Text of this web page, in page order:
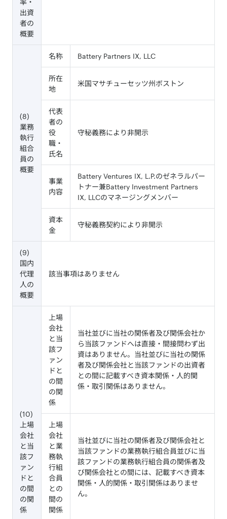
率・
出資
者の
概要
(8)
業務
執行
組合
員の
概要
名称 Battery Partners IX, LLC
所在
地
米国マサチューセッツ州ボストン
代表
者の
役
職・
氏名
守秘義務により非開示
事業
内容
Battery Ventures IX, L.P.のゼネラルパー
トナー兼Battery Investment Partners
IX, LLCのマネージングメンバー
資本
金
守秘義務契約により非開示
(9)
国内
代理
人の
概要
該当事項はありません
(10)
上場
会社
と当
該フ
ァン
ドと
の間
の関
係
上場
会社
と当
該フ
ァン
ドと
の間
の関
係
当社並びに当社の関係者及び関係会社か
ら当該ファンドへは直接・間接問わず出
資はありません。当社並びに当社の関係
者及び関係会社と当該ファンドの出資者
との間に記載すべき資本関係・人的関
係・取引関係はありません。
上場
会社
と業
務執
行組
合員
との
間の
関係
当社並びに当社の関係者及び関係会社と
当該ファンドの業務執行組合員並びに当
該ファンドの業務執行組合員の関係者及
び関係会社との間には、記載すべき資本
関係・人的関係・取引関係はありませ
ん。